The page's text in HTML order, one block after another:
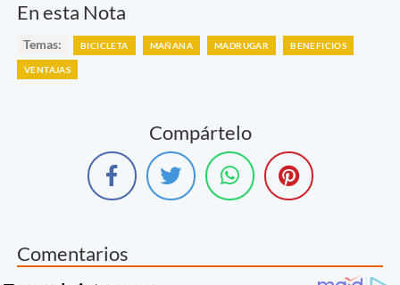
En esta Nota
Temas: BICICLETA MAÑANA MADRUGAR BENEFICIOS
VENTAJAS
Compártelo
Comentarios